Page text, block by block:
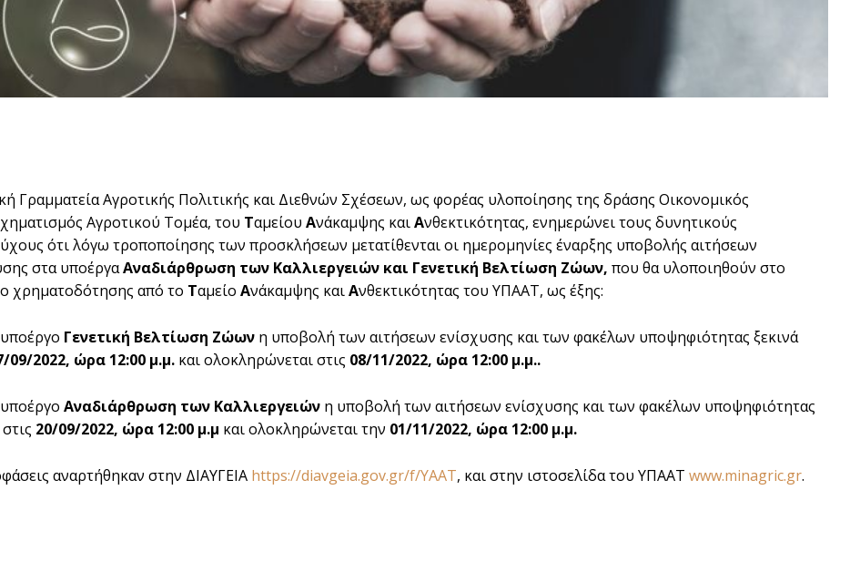
Γραμματεία Αγροτικής Πολιτικής και Διεθνών Σχέσεων, ως φορέας υλοποίησης της δράσης Οικονομικός
Αγροτικού Τομέα, του Ταμείου Ανάκαμψης καιΑνθεκτικότητας, ενημερώνει τους δυνητικούς
ότι λόγω τροποποίησης των προσκλήσεων μετατίθενται οι ημερομηνίες έναρξης υποβολής αιτήσεων
στα υποέργαΑναδιάρθρωση των Καλλιεργειών και Γενετική Βελτίωση Ζώων, που θα υλοποιηθούν στο
χρηματοδότησης από το Ταμείο Ανάκαμψης καιΑνθεκτικότητας του ΥΠΑΑΤ, ως έξης:
Γενετική Βελτίωση Ζώων η υποβολή των αιτήσεων ενίσχυσης και των φακέλων υποψηφιότητας ξεκινά
09/2022, ώρα 12:00 μ.μ. και ολοκληρώνεται στις 08/11/2022, ώρα 12:00 μ.μ..
Αναδιάρθρωση των Καλλιεργειών η υποβολή των αιτήσεων ενίσχυσης και των φακέλων υποψηφιότητας
20/09/2022, ώρα 12:00 μ.μ και ολοκληρώνεται την 01/11/2022, ώρα 12:00 μ.μ.
αναρτήθηκαν στην ΔΙΑΥΓΕΙΑ https://diavgeia.gov.gr/f/YAAT, και στην ιστοσελίδα του ΥΠΑΑΤ www.minagric.gr.